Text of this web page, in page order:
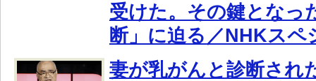
受けた。その鍵となっ
断」に迫る／NHKスペ
妻が乳がんと診断され